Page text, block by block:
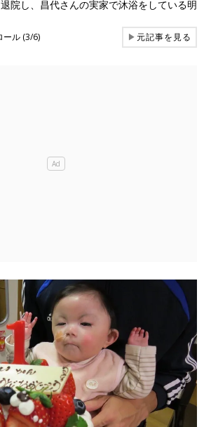
院し、昌代さんの実家で沐浴をしている明
ール (3/6) ▶元記事を見る